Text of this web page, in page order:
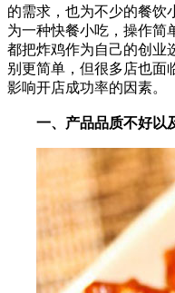
的需求，也为不少的餐饮
为一种快餐小吃，操作简
都把炸鸡作为自己的创业
别更简单，但很多店也面
影响开店成功率的因素。
一、产品品质不好以